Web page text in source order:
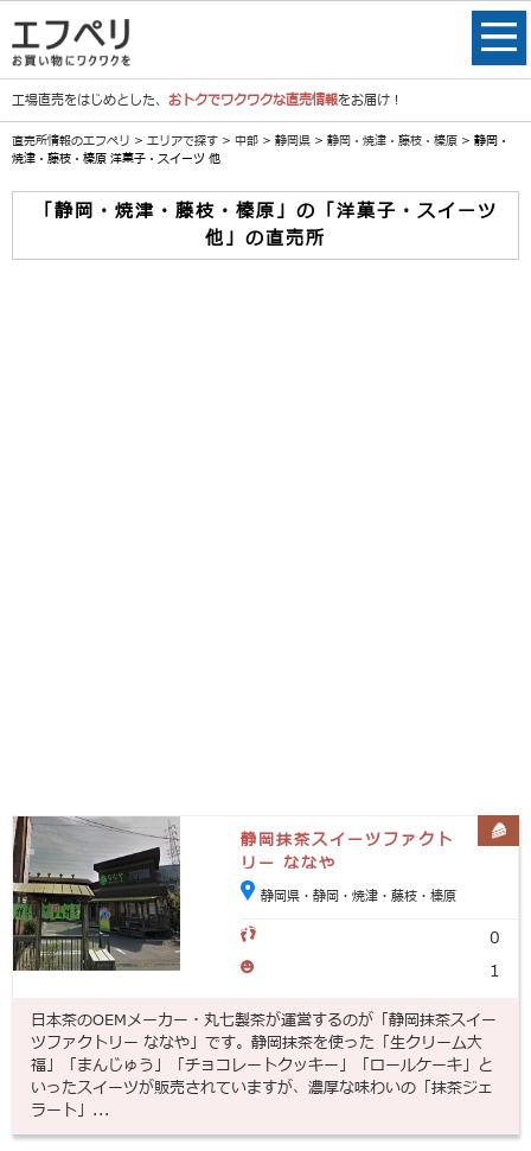
工場直売をはじめとした、 おトクでワクワクな直売情報をお届け！
直売所情報のエフペリ > エリアで探す > 中部 > 静岡県 > 静岡・焼津・藤枝・榛原 > 静岡・
焼津・藤枝・榛原 洋菓子・スイーツ 他
「静岡・焼津・藤枝・榛原」の「洋菓子・スイーツ
他」の直売所
静岡抹茶スイーツファクト
リー ななや
静岡県・静岡・焼津・藤枝・榛原
0
1
日本茶のOEMメーカー・丸七製茶が運営するのが「静岡抹茶スイー
ツファクトリー ななや」です。静岡抹茶を使った「生クリーム大
福」「まんじゅう」「チョコレートクッキー」「ロールケーキ」と
いったスイーツが販売されていますが、濃厚な味わいの「抹茶ジェ
ラート」...